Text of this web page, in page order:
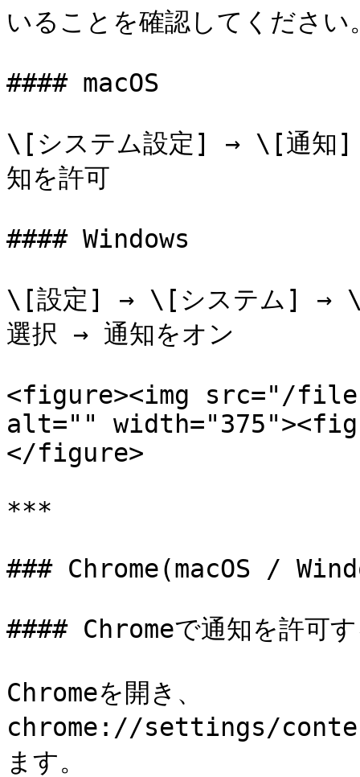
いることを確認してください
#### macOS
\[システム設定] → \[通知]
知を許可
#### Windows
\[設定] → \[システム] → \[
選択 → 通知をオン
<figure><img src="/files/
alt=""
</figure>
***
### Chrome(macOS /
#### Chromeで通知を許可
Chromeを開き、
chrome://settings/
ます。